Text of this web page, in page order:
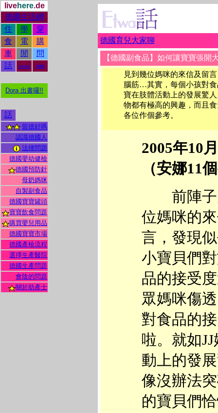
livehere.de
德國生活網
住
學
穿
食
電
購
車
閒
問
話
news info
Dora 出書囉!!
話
留德好嗎
認識德國人
法律問題
德國嬰幼健檢
德國預防針
母奶媽咪
自製副食品
德國寶寶罐頭
寶寶飲食問題
購買嬰兒用品
德國寶寶市場
德國產檢流程
選擇生產醫院
德國生產問題
會陰的問題
關於助產士
德國育兒大家聊
【德國副食品】如何讓寶寶張開
見到幾位媽咪的來信及留
腦筋…其實，每個小孩對食
寶在肢體活動上的發展驚
物都有極高的興趣，而且
各位作個參考。
2005年10
（安娜11
前陣子
位媽咪的
言，發現
小寶貝們
品的接受
眾媽咪傷
對食品的
啦。就如
動上的發
像沒辦法
的寶貝們